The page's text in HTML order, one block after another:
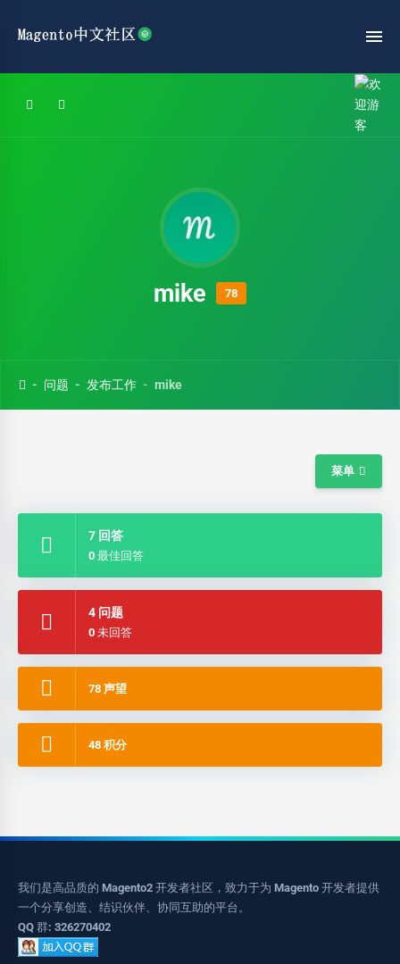
mike 78
问题 发布工作 mike
菜单
7 回答
0 最佳回答
4 问题
0 未回答
78 声望
48 积分
我们是高品质的 Magento2 开发者社区，致力于为 Magento 开发者提供
一个分享创造、结识伙伴、协同互助的平台。
QQ 群: 326270402